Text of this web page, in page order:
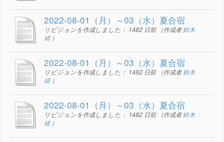
2022-08-01（月）～03（水）夏合宿
リビジョンを作成しました： 1482 日前（作成者鈴木
靖）
2022-08-01（月）～03（水）夏合宿
リビジョンを作成しました： 1482 日前（作成者鈴木
靖）
2022-08-01（月）～03（水）夏合宿
リビジョンを作成しました： 1482 日前（作成者鈴木
靖）